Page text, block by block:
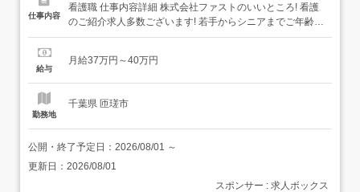
仕事内容
看護職 仕事内容詳細 株式会社ファストのいいところ! 看護
のご紹介求人多数ございます! 若手からシニアまでご年齢不
問でご相談可能です! 給与や待遇、施設の特徴含めてご相談
で働きたい等の具体的な相談も可能 まずはご相談してみた
給与
月給37万円～40万円
勤務地
千葉県 匝瑳市
公開・終了予定日： 2026/08/01 ～
更新日： 2026/08/01
スポンサー : 求人ボックス